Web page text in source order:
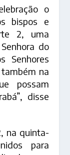
o
bispos e
2, uma
do
Senhores
na
possam
disse
na quinta-
para